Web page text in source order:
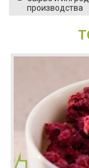
производства